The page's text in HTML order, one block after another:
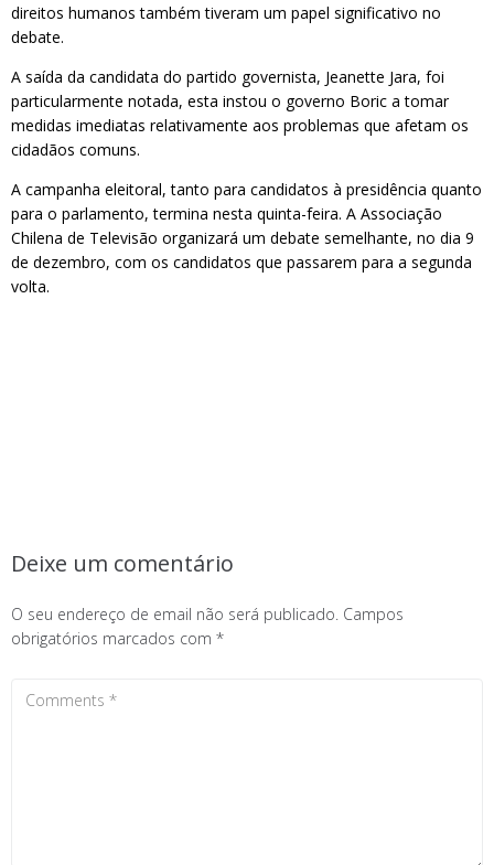
direitos humanos também tiveram um papel significativo no
debate.
A saída da candidata do partido governista, Jeanette Jara, foi
particularmente notada, esta instou o governo Boric a tomar
medidas imediatas relativamente aos problemas que afetam os
cidadãos comuns.
A campanha eleitoral, tanto para candidatos à presidência quanto
para o parlamento, termina nesta quinta-feira. A Associação
Chilena de Televisão organizará um debate semelhante, no dia 9
de dezembro, com os candidatos que passarem para a segunda
volta.
Deixe um comentário
O seu endereço de email não será publicado. Campos
obrigatórios marcados com *